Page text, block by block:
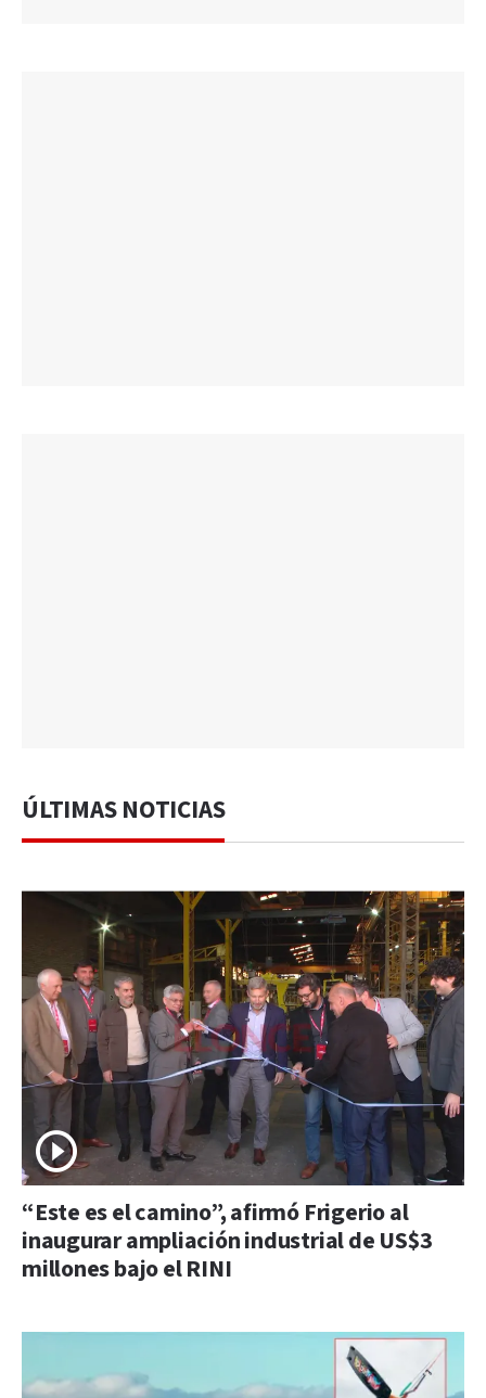
ÚLTIMAS NOTICIAS
“Este es el camino”, afirmó Frigerio al
inaugurar ampliación industrial de US$3
millones bajo el RINI